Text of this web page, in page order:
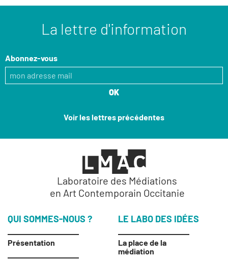
La lettre d'information
Abonnez-vous
Voir les lettres précédentes
Laboratoire des Médiations
en Art Contemporain Occitanie
QUI SOMMES-NOUS ?
Présentation
LE LABODES IDÉES
La place de la
médiation